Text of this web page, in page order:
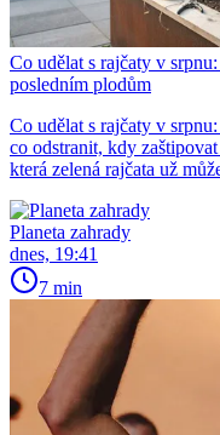
Co udělat s rajčaty v
posledním plodům
Co udělat s rajčaty v
co odstranit, kdy
která zelená rajčata už
Planeta zahrady
dnes, 19:41
7 min